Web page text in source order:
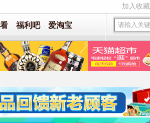
加入收藏
福利吧 爱淘宝